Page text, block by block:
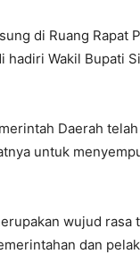
di Ruang Rapat
hadiri Wakil Bupati
Daerah
untuk
wujud rasa
dan